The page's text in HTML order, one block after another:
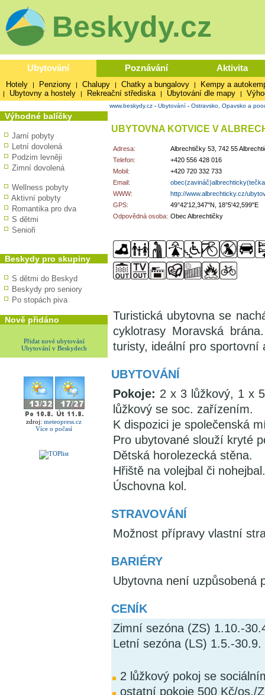
Beskydy.cz
Ubytování Poznávání Aktivita
Hotely | Penziony | Chalupy | Chatky a bungalovy | Kempy a
| Ubytovny a hostely | Rekreační střediska | Ubytování dle mapy |
Výhodné balíčky
Jarní pobyty
Letní dovolená
Podzim levněji
Zimní dovolená
Wellness pobyty
Aktivní pobyty
Romantika pro dva
S dětmi
Senioři
Beskydy pro skupiny
S dětmi do Beskyd
Beskydy pro seniory
Po stopách piva
Nově přidáno
Přidat nové ubytování
Ubytování v Beskydech
zdroj: meteopress.cz
Více o počasí
www.beskydy.cz - Ubytování - Ostravsko, Opavsko a
UBYTOVNA KOTVICE V
Adresa:
Albrechtičky 53, 742 55
Telefon:
+420 556 428 016
Mobil:
+420 720 332 733
Email:
WWW:
http://www.albrechticky.cz/
GPS:
49°42'12,347"N, 18°5'42,599"E
Odpovědná osoba: Obec Albrechtičky
Turistická ubytovna se
cyklotrasy Moravská
turisty, ideální pro sportovní
UBYTOVÁNÍ
Pokoje: 2 x 3 lůžkový, 1 x
lůžkový se soc. zařízením.
K dispozici je společenská
Pro ubytované slouží kryté
Dětská horolezecká stěna.
Hřiště na volejbal či nohejbal.
Úschovna kol.
STRAVOVÁNÍ
Možnost přípravy vlastní
BARIÉRY
Ubytovna není uzpůsobená
CENÍK
Zimní sezóna (ZS) 1.10.-
Letní sezóna (LS) 1.5.-30.9.
2 lůžkový pokoj se
ostatní pokoje 500 Kč/os./